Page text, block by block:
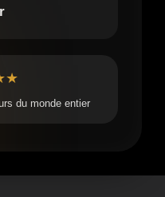
du monde entier